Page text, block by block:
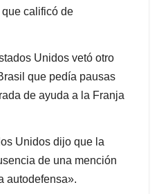
calificó de
Unidos vetó otro
que pedía pausas
de ayuda a la Franja
Unidos dijo que la
de una mención
autodefensa».